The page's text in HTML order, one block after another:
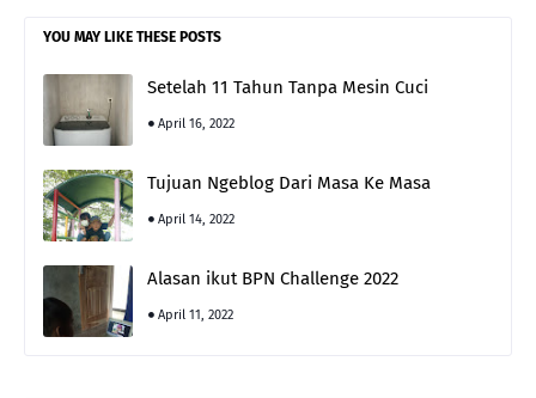
YOU MAY LIKE THESE POSTS
Setelah 11 Tahun Tanpa Mesin Cuci
April 16, 2022
Tujuan Ngeblog Dari Masa Ke Masa
April 14, 2022
Alasan ikut BPN Challenge 2022
April 11, 2022